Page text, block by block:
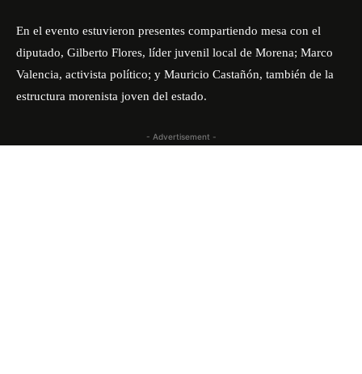
En el evento estuvieron presentes compartiendo mesa con el
diputado, Gilberto Flores, líder juvenil local de Morena; Marco
Valencia, activista político; y Mauricio Castañón, también de la
estructura morenista joven del estado.
- Advertisement -